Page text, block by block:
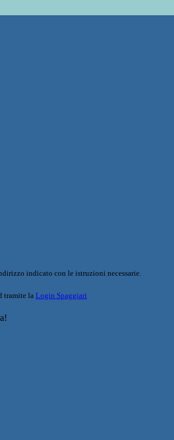
indicato con le istruzioni necessarie.
tramite la Login Spaggiari